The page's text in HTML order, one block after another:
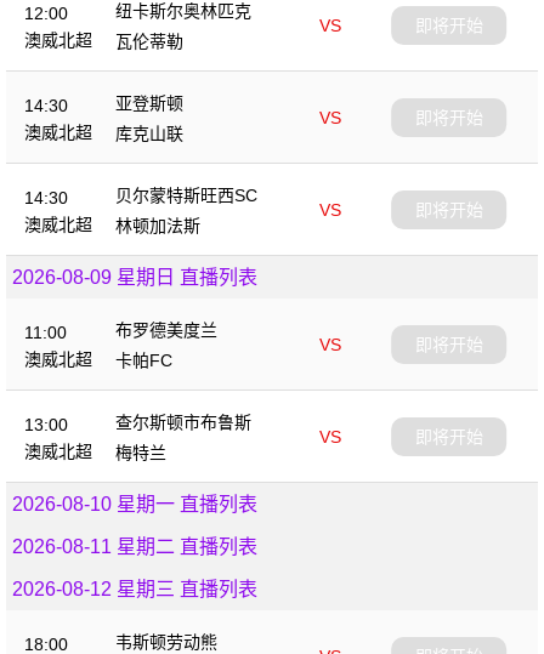
12:00
澳威北超
纽卡斯尔奥林匹克
VS
瓦伦蒂勒
即将开始
14:30
澳威北超
亚登斯顿
VS
库克山联
即将开始
14:30
澳威北超
贝尔蒙特斯旺西SC
VS
林顿加法斯
即将开始
2026-08-09 星期日 直播列表
11:00
澳威北超
布罗德美度兰
VS
卡帕FC
即将开始
13:00
澳威北超
查尔斯顿市布鲁斯
VS
梅特兰
即将开始
2026-08-10 星期一 直播列表
2026-08-11 星期二 直播列表
2026-08-12 星期三 直播列表
18:00 韦斯顿劳动熊